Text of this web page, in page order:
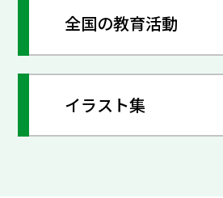
全国の教育活動
イラスト集